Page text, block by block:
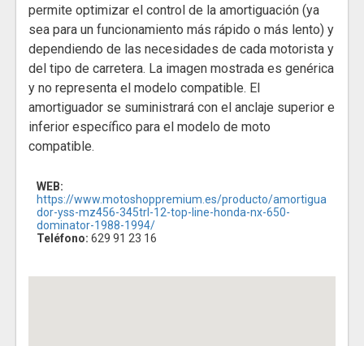
permite optimizar el control de la amortiguación (ya
sea para un funcionamiento más rápido o más lento) y
dependiendo de las necesidades de cada motorista y
del tipo de carretera. La imagen mostrada es genérica
y no representa el modelo compatible. El
amortiguador se suministrará con el anclaje superior e
inferior específico para el modelo de moto
compatible.
WEB:
https://www.motoshoppremium.es/producto/amortigua
dor-yss-mz456-345trl-12-top-line-honda-nx-650-
dominator-1988-1994/
Teléfono: 629 91 23 16